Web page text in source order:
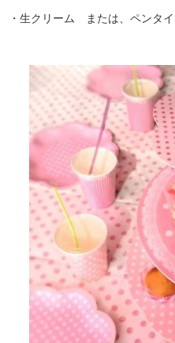
・生クリーム または、ペンタ